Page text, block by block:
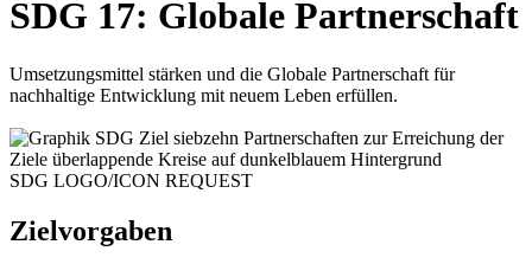
SDG 17: Globale Partnerschaft
Umsetzungsmittel stärken und die Globale Partnerschaft für
nachhaltige Entwicklung mit neuem Leben erfüllen.
SDG LOGO/ICON REQUEST
Zielvorgaben